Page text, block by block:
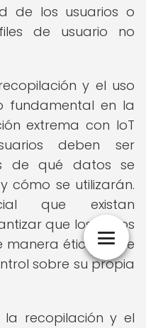
de los usuarios o
de usuario no
y el uso
fundamental en la
extrema con IoT
deben ser
de qué datos se
cómo se utilizarán.
que existan
que los datos
manera ética y que
sobre su propia
recopilación y el